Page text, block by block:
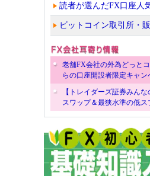
読者が選んだFX口座人
ビットコイン取引所・
老舗FX会社の外為どっと
らの口座開設者限定キャン
【トレイダーズ証券みん
スワップ＆最狭水準の低ス